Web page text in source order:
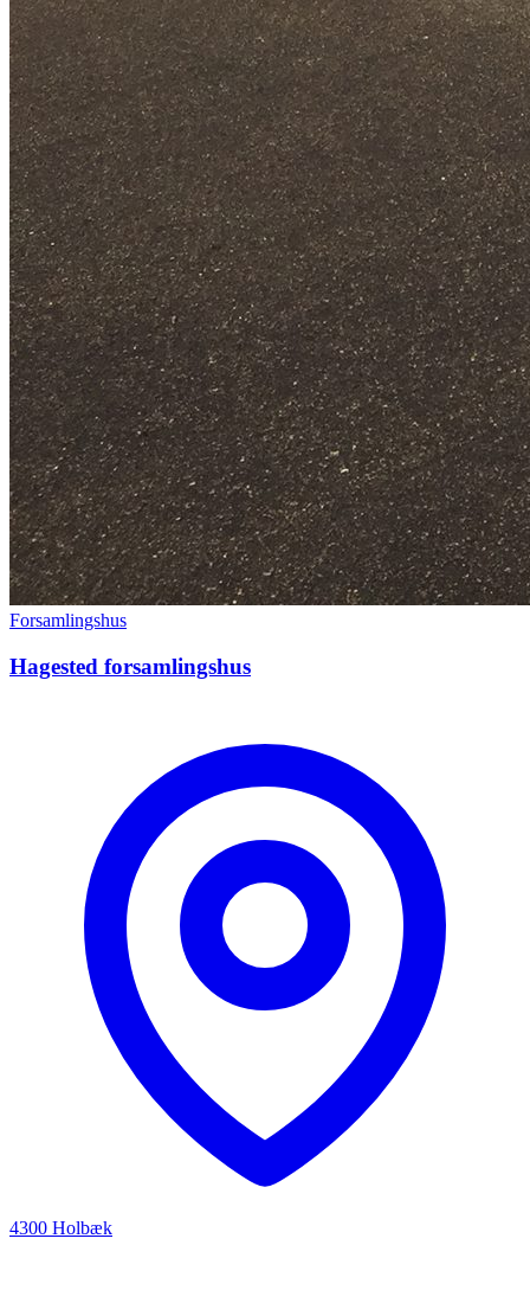
Forsamlingshus
Hagested forsamlingshus
4300 Holbæk